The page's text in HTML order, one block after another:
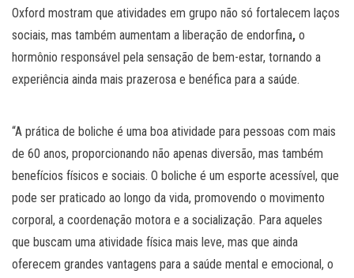
Oxford mostram que atividades em grupo não só fortalecem laços
sociais, mas também aumentam a liberação de endorfina, o
hormônio responsável pela sensação de bem-estar, tornando a
experiência ainda mais prazerosa e benéfica para a saúde.
“A prática de boliche é uma boa atividade para pessoas com mais
de 60 anos, proporcionando não apenas diversão, mas também
benefícios físicos e sociais. O boliche é um esporte acessível, que
pode ser praticado ao longo da vida, promovendo o movimento
corporal, a coordenação motora e a socialização. Para aqueles
que buscam uma atividade física mais leve, mas que ainda
oferecem grandes vantagens para a saúde mental e emocional, o